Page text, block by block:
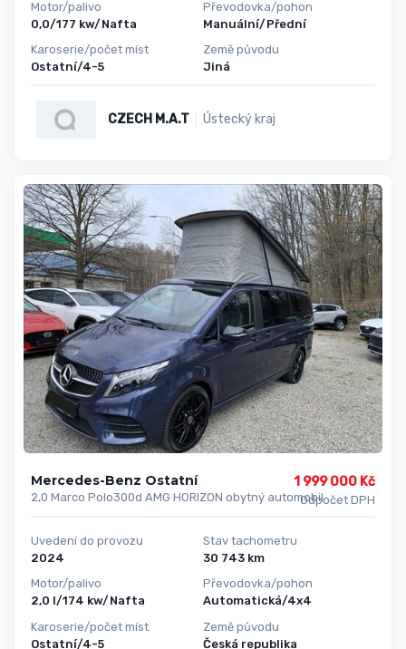
Motor/palivo
0,0/177 kw/Nafta
Karoserie/počet míst
Ostatní/4-5
Převodovka/pohon
Manuální/Přední
Země původu
Jiná
CZECH M.A.T Ústecký kraj
Mercedes-Benz Ostatní
2,0 Marco Polo300d AMG HORIZON obytný automobil
1 999 000 Kč
Odpočet DPH
Uvedení do provozu
2024
Motor/palivo
2,0 l/174 kw/Nafta
Karoserie/počet míst
Ostatní/4-5
Stav tachometru
30 743 km
Převodovka/pohon
Automatická/4x4
Země původu
Česká republika